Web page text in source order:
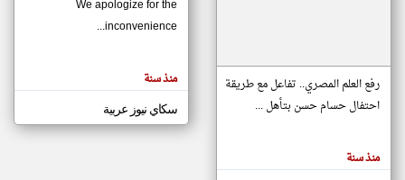
مصادر الأخبار من موريتانيا
اخبار موريتانيا على مدار الساعة
أهم اخبار موريتانيا العاجلة والمباشرة
المقالات
الموجوده
هنا عن
رفع العلم المصري.. تفاعل مع طريقة
احتفال حسام حسن بتأهل ...
منذ سنة
We apologize for the
inconvenience...
منذ سنة
سكاي نيوز عربية
klyoum.com